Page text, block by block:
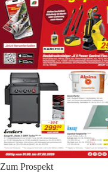
Zum Prospekt